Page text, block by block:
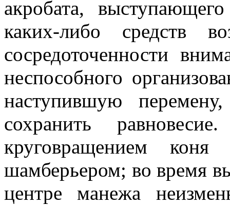
акробата,
каких-либо средств
сосредоточенности
неспособного
наступившую
сохранить
круговращением коня
шамберьером; во время
центре манежа